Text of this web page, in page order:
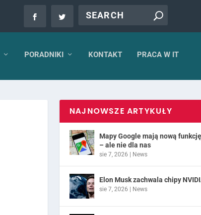
PORADNIKI KONTAKT PRACA W IT
NAJNOWSZE ARTYKUŁY
Mapy Google mają nową funkcję
– ale nie dla nas
sie 7, 2026 | News
Elon Musk zachwala chipy
sie 7, 2026 | News